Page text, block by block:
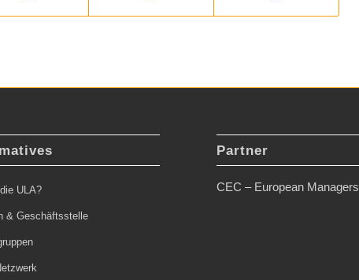
ULA?
& Geschäftsstelle
Partner
CEC – European Managers